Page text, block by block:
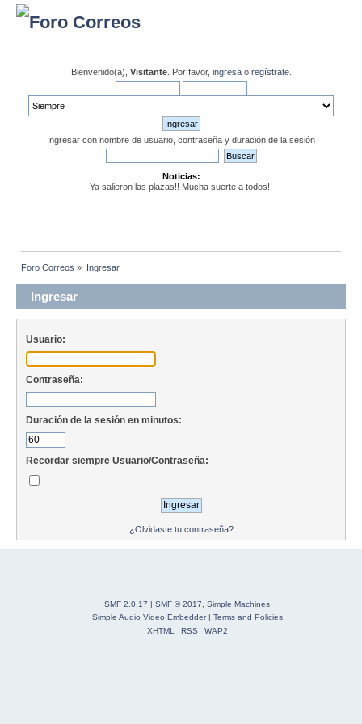
Bienvenido(a), Visitante. Por favor, ingresao regístrate.
Ingresar con nombre de usuario, contraseña y duración de la sesión
Noticias:
Ya salieron las plazas!! Mucha suerte a todos!!
Foro Correos » Ingresar
Ingresar
Usuario:
Contraseña:
Duración de la sesión en minutos:
Recordar siempre Usuario/Contraseña:
¿Olvidaste tu contraseña?
SMF 2.0.17 | SMF © 2017, Simple Machines
Simple Audio Video Embedder| Terms and Policies
XHTML
RSS WAP2